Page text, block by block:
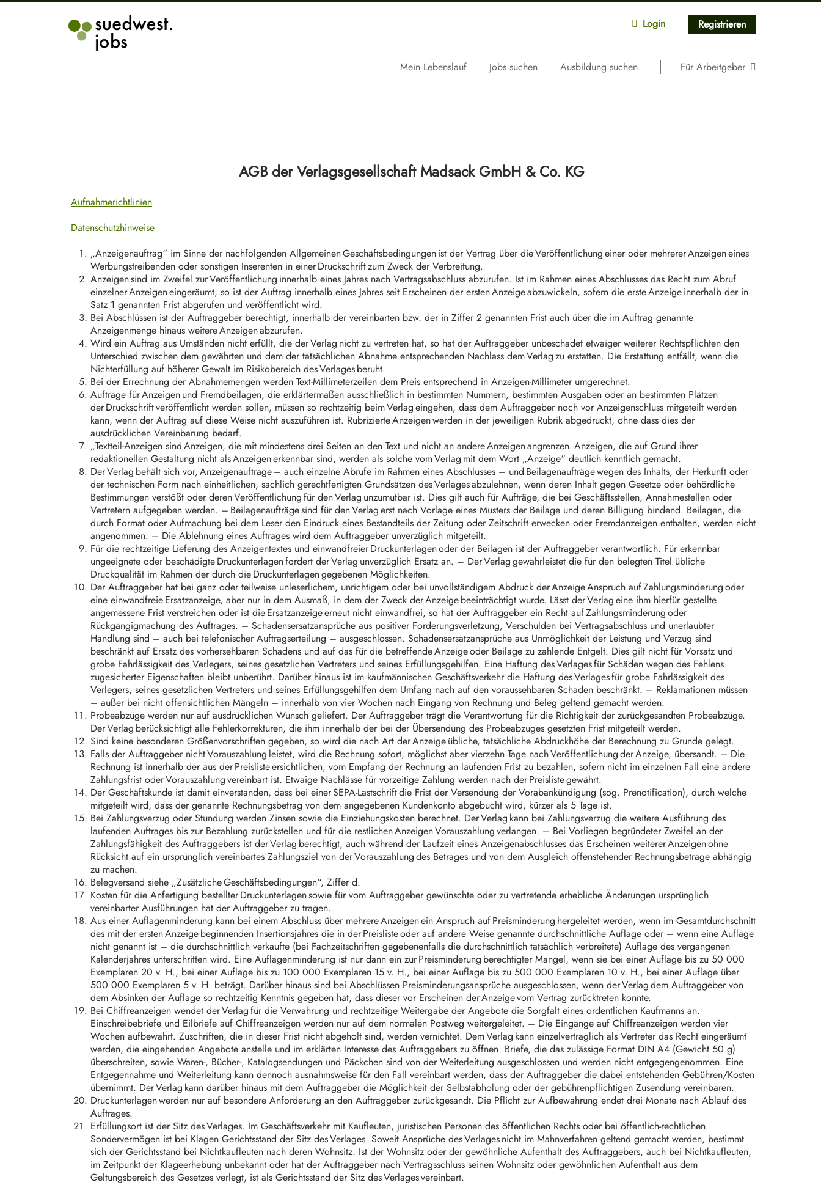
Login Registrieren
Mein Lebenslauf Jobs suchen Ausbildung suchen Für Arbeitgeber
AGB der Verlagsgesellschaft Madsack GmbH & Co. KG
Aufnahmerichtlinien
Datenschutzhinweise
„Anzeigenauftrag“ im Sinne der nachfolgenden Allgemeinen Geschäftsbedingungen ist der Vertrag über die Veröffentlichung einer oder mehrerer Anzeigen eines
Werbungstreibenden oder sonstigen Inserenten in einer Druckschrift zum Zweck der Verbreitung.
Anzeigen sind im Zweifel zur Veröffentlichung innerhalb eines Jahres nach Vertragsabschluss abzurufen. Ist im Rahmen eines Abschlusses das Recht zum Abruf
einzelner Anzeigen eingeräumt, so ist der Auftrag innerhalb eines Jahres seit Erscheinen der ersten Anzeige abzuwickeln, sofern die erste Anzeige innerhalb der in
Satz 1 genannten Frist abgerufen und veröffentlicht wird.
Bei Abschlüssen ist der Auftraggeber berechtigt, innerhalb der vereinbarten bzw. der in Ziffer 2 genannten Frist auch über die im Auftrag genannte
Anzeigenmenge hinaus weitere Anzeigen abzurufen.
Wird ein Auftrag aus Umständen nicht erfüllt, die der Verlag nicht zu vertreten hat, so hat der Auftraggeber unbeschadet etwaiger weiterer Rechtspflichten den
Unterschied zwischen dem gewährten und dem der tatsächlichen Abnahme entsprechenden Nachlass dem Verlag zu erstatten. Die Erstattung entfällt, wenn die
Nichterfüllung auf höherer Gewalt im Risikobereich des Verlages beruht.
Bei der Errechnung der Abnahmemengen werden Text-Millimeterzeilen dem Preis entsprechend in Anzeigen-Millimeter umgerechnet.
Aufträge für Anzeigen und Fremdbeilagen, die erklärtermaßen ausschließlich in bestimmten Nummern, bestimmten Ausgaben oder an bestimmten Plätzen
der Druckschrift veröffentlicht werden sollen, müssen so rechtzeitig beim Verlag eingehen, dass dem Auftraggeber noch vor Anzeigenschluss mitgeteilt werden
kann, wenn der Auftrag auf diese Weise nicht auszuführen ist. Rubrizierte Anzeigen werden in der jeweiligen Rubrik abgedruckt, ohne dass dies der
ausdrücklichen Vereinbarung bedarf.
„Textteil-Anzeigen sind Anzeigen, die mit mindestens drei Seiten an den Text und nicht an andere Anzeigen angrenzen. Anzeigen, die auf Grund ihrer
redaktionellen Gestaltung nicht als Anzeigen erkennbar sind, werden als solche vom Verlag mit dem Wort „Anzeige“ deutlich kenntlich gemacht.
Der Verlag behält sich vor, Anzeigenaufträge – auch einzelne Abrufe im Rahmen eines Abschlusses – und Beilagenaufträge wegen des Inhalts, der Herkunft oder
der technischen Form nach einheitlichen, sachlich gerechtfertigten Grundsätzen des Verlages abzulehnen, wenn deren Inhalt gegen Gesetze oder behördliche
Bestimmungen verstößt oder deren Veröffentlichung für den Verlag unzumutbar ist. Dies gilt auch für Aufträge, die bei Geschäftsstellen, Annahmestellen oder
Vertretern aufgegeben werden. – Beilagenaufträge sind für den Verlag erst nach Vorlage eines Musters der Beilage und deren Billigung bindend. Beilagen, die
durch Format oder Aufmachung bei dem Leser den Eindruck eines Bestandteils der Zeitung oder Zeitschrift erwecken oder Fremdanzeigen enthalten, werden nicht
angenommen. – Die Ablehnung eines Auftrages wird dem Auftraggeber unverzüglich mitgeteilt.
Für die rechtzeitige Lieferung des Anzeigentextes und einwandfreier Druckunterlagen oder der Beilagen ist der Auftraggeber verantwortlich. Für erkennbar
ungeeignete oder beschädigte Druckunterlagen fordert der Verlag unverzüglich Ersatz an. – Der Verlag gewährleistet die für den belegten Titel übliche
Druckqualität im Rahmen der durch die Druckunterlagen gegebenen Möglichkeiten.
Der Auftraggeber hat bei ganz oder teilweise unleserlichem, unrichtigem oder bei unvollständigem Abdruck der Anzeige Anspruch auf Zahlungsminderung oder
eine einwandfreie Ersatzanzeige, aber nur in dem Ausmaß, in dem der Zweck der Anzeige beeinträchtigt wurde. Lässt der Verlag eine ihm hierfür gestellte
angemessene Frist verstreichen oder ist die Ersatzanzeige erneut nicht einwandfrei, so hat der Auftraggeber ein Recht auf Zahlungsminderung oder
Rückgängigmachung des Auftrages. – Schadensersatzansprüche aus positiver Forderungsverletzung, Verschulden bei Vertragsabschluss und unerlaubter
Handlung sind – auch bei telefonischer Auftragserteilung – ausgeschlossen. Schadensersatzansprüche aus Unmöglichkeit der Leistung und Verzug sind
beschränkt auf Ersatz des vorhersehbaren Schadens und auf das für die betreffende Anzeige oder Beilage zu zahlende Entgelt. Dies gilt nicht für Vorsatz und
grobe Fahrlässigkeit des Verlegers, seines gesetzlichen Vertreters und seines Erfüllungsgehilfen. Eine Haftung des Verlages für Schäden wegen des Fehlens
zugesicherter Eigenschaften bleibt unberührt. Darüber hinaus ist im kaufmännischen Geschäftsverkehr die Haftung des Verlages für grobe Fahrlässigkeit des
Verlegers, seines gesetzlichen Vertreters und seines Erfüllungsgehilfen dem Umfang nach auf den voraussehbaren Schaden beschränkt. – Reklamationen müssen
– außer bei nicht offensichtlichen Mängeln – innerhalb von vier Wochen nach Eingang von Rechnung und Beleg geltend gemacht werden.
Probeabzüge werden nur auf ausdrücklichen Wunsch geliefert. Der Auftraggeber trägt die Verantwortung für die Richtigkeit der zurückgesandten Probeabzüge.
Der Verlag berücksichtigt alle Fehlerkorrekturen, die ihm innerhalb der bei der Übersendung des Probeabzuges gesetzten Frist mitgeteilt werden.
Sind keine besonderen Größenvorschriften gegeben, so wird die nach Art der Anzeige übliche, tatsächliche Abdruckhöhe der Berechnung zu Grunde gelegt.
Falls der Auftraggeber nicht Vorauszahlung leistet, wird die Rechnung sofort, möglichst aber vierzehn Tage nach Veröffentlichung der Anzeige, übersandt. – Die
Rechnung ist innerhalb der aus der Preisliste ersichtlichen, vom Empfang der Rechnung an laufenden Frist zu bezahlen, sofern nicht im einzelnen Fall eine andere
Zahlungsfrist oder Vorauszahlung vereinbart ist. Etwaige Nachlässe für vorzeitige Zahlung werden nach der Preisliste gewährt.
Der Geschäftskunde ist damit einverstanden, dass bei einer SEPA-Lastschrift die Frist der Versendung der Vorabankündigung (sog. Prenotification), durch welche
mitgeteilt wird, dass der genannte Rechnungsbetrag von dem angegebenen Kundenkonto abgebucht wird, kürzer als 5 Tage ist.
Bei Zahlungsverzug oder Stundung werden Zinsen sowie die Einziehungskosten berechnet. Der Verlag kann bei Zahlungsverzug die weitere Ausführung des
laufenden Auftrages bis zur Bezahlung zurückstellen und für die restlichen Anzeigen Vorauszahlung verlangen. – Bei Vorliegen begründeter Zweifel an der
Zahlungsfähigkeit des Auftraggebers ist der Verlag berechtigt, auch während der Laufzeit eines Anzeigenabschlusses das Erscheinen weiterer Anzeigen ohne
Rücksicht auf ein ursprünglich vereinbartes Zahlungsziel von der Vorauszahlung des Betrages und von dem Ausgleich offenstehender Rechnungsbeträge abhängig
zu machen.
Belegversand siehe „Zusätzliche Geschäftsbedingungen“, Ziffer d.
Kosten für die Anfertigung bestellter Druckunterlagen sowie für vom Auftraggeber gewünschte oder zu vertretende erhebliche Änderungen ursprünglich
vereinbarter Ausführungen hat der Auftraggeber zu tragen.
Aus einer Auflagenminderung kann bei einem Abschluss über mehrere Anzeigen ein Anspruch auf Preisminderung hergeleitet werden, wenn im Gesamtdurchschnitt
des mit der ersten Anzeige beginnenden Insertionsjahres die in der Preisliste oder auf andere Weise genannte durchschnittliche Auflage oder – wenn eine Auflage
nicht genannt ist – die durchschnittlich verkaufte (bei Fachzeitschriften gegebenenfalls die durchschnittlich tatsächlich verbreitete) Auflage des vergangenen
Kalenderjahres unterschritten wird. Eine Auflagenminderung ist nur dann ein zur Preisminderung berechtigter Mangel, wenn sie bei einer Auflage bis zu 50 000
Exemplaren 20 v. H., bei einer Auflage bis zu 100 000 Exemplaren 15 v. H., bei einer Auflage bis zu 500 000 Exemplaren 10 v. H., bei einer Auflage über
500 000 Exemplaren 5 v. H. beträgt. Darüber hinaus sind bei Abschlüssen Preisminderungsansprüche ausgeschlossen, wenn der Verlag dem Auftraggeber von
dem Absinken der Auflage so rechtzeitig Kenntnis gegeben hat, dass dieser vor Erscheinen der Anzeige vom Vertrag zurücktreten konnte.
Bei Chiffreanzeigen wendet der Verlag für die Verwahrung und rechtzeitige Weitergabe der Angebote die Sorgfalt eines ordentlichen Kaufmanns an.
Einschreibebriefe und Eilbriefe auf Chiffreanzeigen werden nur auf dem normalen Postweg weitergeleitet. – Die Eingänge auf Chiffreanzeigen werden vier
Wochen aufbewahrt. Zuschriften, die in dieser Frist nicht abgeholt sind, werden vernichtet. Dem Verlag kann einzelvertraglich als Vertreter das Recht eingeräumt
werden, die eingehenden Angebote anstelle und im erklärten Interesse des Auftraggebers zu öffnen. Briefe, die das zulässige Format DIN A4 (Gewicht 50 g)
überschreiten, sowie Waren-, Bücher-, Katalogsendungen und Päckchen sind von der Weiterleitung ausgeschlossen und werden nicht entgegengenommen. Eine
Entgegennahme und Weiterleitung kann dennoch ausnahmsweise für den Fall vereinbart werden, dass der Auftraggeber die dabei entstehenden Gebühren/Kosten
übernimmt. Der Verlag kann darüber hinaus mit dem Auftraggeber die Möglichkeit der Selbstabholung oder der gebührenpflichtigen Zusendung vereinbaren.
Druckunterlagen werden nur auf besondere Anforderung an den Auftraggeber zurückgesandt. Die Pflicht zur Aufbewahrung endet drei Monate nach Ablauf des
Auftrages.
Erfüllungsort ist der Sitz des Verlages. Im Geschäftsverkehr mit Kaufleuten, juristischen Personen des öffentlichen Rechts oder bei öffentlich-rechtlichen
Sondervermögen ist bei Klagen Gerichtsstand der Sitz des Verlages. Soweit Ansprüche des Verlages nicht im Mahnverfahren geltend gemacht werden, bestimmt
sich der Gerichtsstand bei Nichtkaufleuten nach deren Wohnsitz. Ist der Wohnsitz oder der gewöhnliche Aufenthalt des Auftraggebers, auch bei Nichtkaufleuten,
im Zeitpunkt der Klageerhebung unbekannt oder hat der Auftraggeber nach Vertragsschluss seinen Wohnsitz oder gewöhnlichen Aufenthalt aus dem
Geltungsbereich des Gesetzes verlegt, ist als Gerichtsstand der Sitz des Verlages vereinbart.